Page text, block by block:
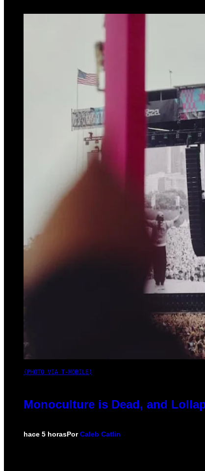
(PHOTO VIA T-MOBILE)
Monoculture is Dead, and
hace 5 horasPorCaleb Catlin